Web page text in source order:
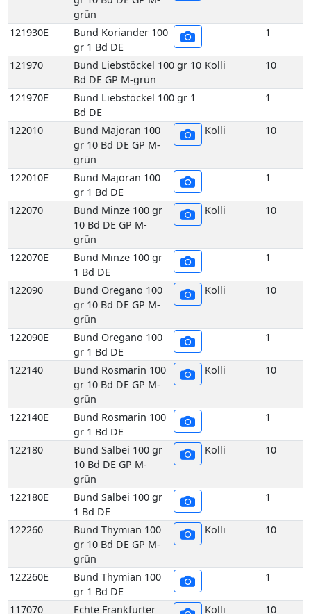
gr 10 Bd DE GP M-
grün
122010E
Bund Majoran 100
gr 1 Bd DE
1
122070
Bund Minze 100 gr
10 Bd DE GP M-
grün
Kolli 10
Bund Minze 100 gr
1 Bd DE
Bund Oregano 100
gr 10 Bd DE GP M-
grün
Bund Oregano 100
gr 1 Bd DE
Bund Rosmarin 100
gr 10 Bd DE GP M-
grün
Bund Rosmarin 100
gr 1 Bd DE
Bund Salbei 100 gr
10 Bd DE GP M-
grün
Bund Salbei 100 gr
1 Bd DE
Bund Thymian 100
gr 10 Bd DE GP M-
grün
Bund Thymian 100
gr 1 Bd DE
Echte Frankfurter
Grüne Soße 200 gr
10 Stück DE GP H-
grün
117070E
Echte Frankfurter
Grüne Soße 200 gr
1 Stück DE
1
129480
Petersilie glatt
10x400gr 4 kg DE
Holzsteige
4